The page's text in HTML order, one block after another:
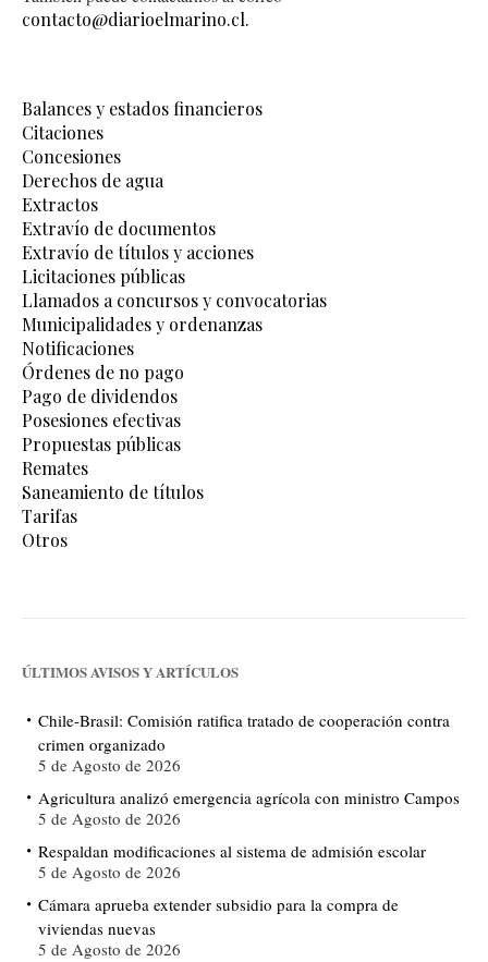
contacto@diarioelmarino.cl.
Balances y estados financieros
Citaciones
Concesiones
Derechos de agua
Extractos
Extravío de documentos
Extravío de títulos y acciones
Licitaciones públicas
Llamados a concursos y convocatorias
Municipalidades y ordenanzas
Notificaciones
Órdenes de no pago
Pago de dividendos
Posesiones efectivas
Propuestas públicas
Remates
Saneamiento de títulos
Tarifas
Otros
ÚLTIMOS AVISOS Y ARTÍCULOS
Chile-Brasil: Comisión ratifica tratado de cooperación contra
crimen organizado
5 de Agosto de 2026
Agricultura analizó emergencia agrícola con ministro Campos
5 de Agosto de 2026
Respaldan modificaciones al sistema de admisión escolar
5 de Agosto de 2026
Cámara aprueba extender subsidio para la compra de
viviendas nuevas
5 de Agosto de 2026